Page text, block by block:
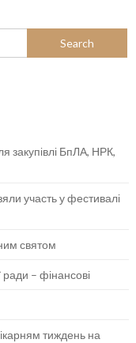
закупівлі БпЛА, НРК,
участь у фестивалі
святом
– фінансові
тиждень на